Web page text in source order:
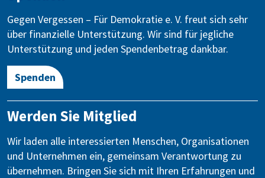
Gegen Vergessen – Für Demokratie e. V. freut sich sehr
über finanzielle Unterstützung. Wir sind für jegliche
Unterstützung und jeden Spendenbetrag dankbar.
Spenden
Werden Sie Mitglied
Wir laden alle interessierten Menschen, Organisationen
und Unternehmen ein, gemeinsam Verantwortung zu
übernehmen. Bringen Sie sich mit Ihren Erfahrungen und